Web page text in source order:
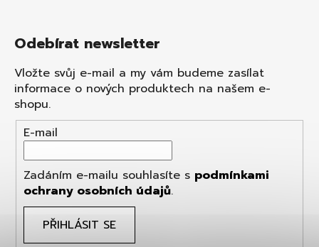
Odebírat newsletter
Vložte svůj e-mail a my vám budeme zasílat
informace o nových produktech na našem e-
shopu.
E-mail
Zadáním e-mailu souhlasíte s podmínkami
ochrany osobních údajů.
PŘIHLÁSIT SE